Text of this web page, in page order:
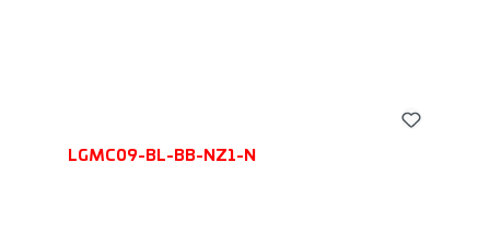
LGMC09-BL-BB-NZ1-N